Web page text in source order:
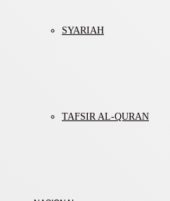
SYARIAH
TAFSIR AL-QURAN